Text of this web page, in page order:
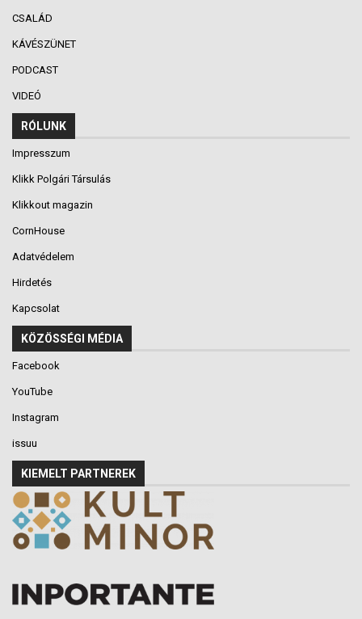
CSALÁD
KÁVÉSZÜNET
PODCAST
VIDEÓ
RÓLUNK
Impresszum
Klikk Polgári Társulás
Klikkout magazin
CornHouse
Adatvédelem
Hirdetés
Kapcsolat
KÖZÖSSÉGI MÉDIA
Facebook
YouTube
Instagram
issuu
KIEMELT PARTNEREK